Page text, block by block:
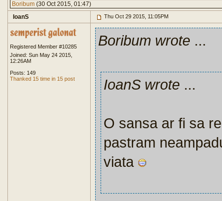
Boribum (30 Oct 2015, 01:47)
IoanS
Thu Oct 29 2015, 11:05PM
Registered Member #10285
Joined: Sun May 24 2015,
12:26AM
Posts: 149
Thanked 15 time in 15 post
Boribum wrote ...
IoanS wrote ...
O sansa ar fi sa
pastram
viata